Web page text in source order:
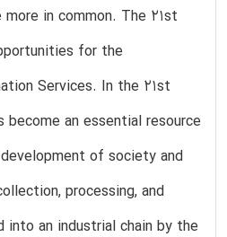
in common. The 21st
for the
Services. In the 21st
become an essential resource
of society and
processing, and
into an industrial chain by the